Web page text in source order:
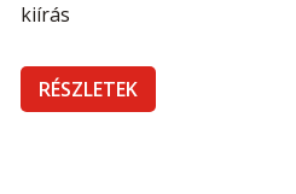
kiírás
RÉSZLETEK